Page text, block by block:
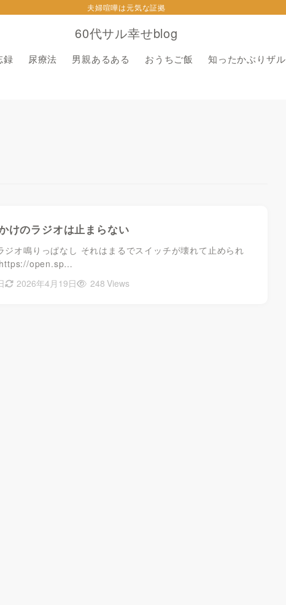
60代サル幸せblog
夫婦喧嘩は元気な証拠
録 尿療法 男親あるある おうちご飯 知ったかぶりザル
けのラジオは止まらない
ジオ鳴りっぱなし それはまるでスイッチが壊れて止められ
open.sp…
2026年4月19日 248 Views